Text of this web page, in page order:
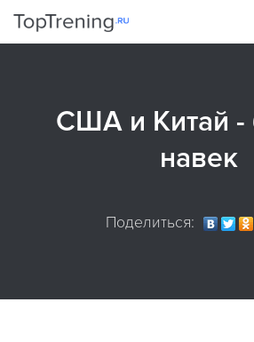
США и Китай -
навек
Поделиться: